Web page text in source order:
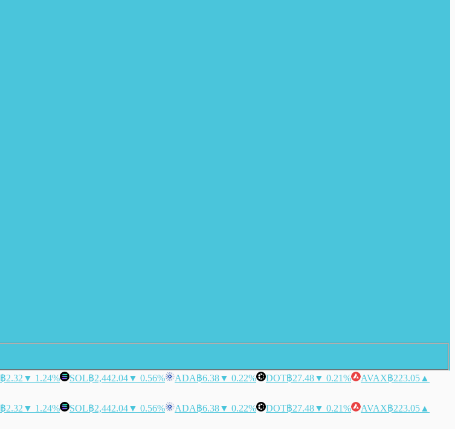
฿2.32 ▼ 1.24% SOL฿2,442.04▼ 0.56% ADA฿6.38▼ 0.22% DOT฿27.48▼ 0.21% AVAX฿223.05 ▲
฿2.32 ▼ 1.24% SOL฿2,442.04▼ 0.56% ADA฿6.38▼ 0.22% DOT฿27.48▼ 0.21% AVAX฿223.05 ▲